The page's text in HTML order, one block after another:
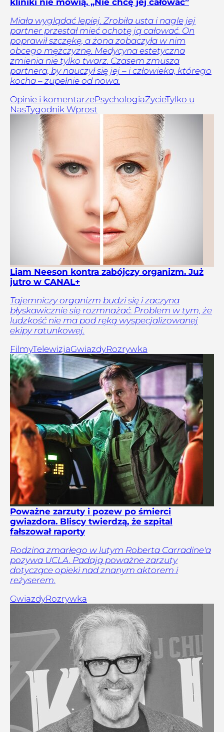
kliniki nie mówią. „Nie chcę jej całować”
Miała wyglądać lepiej. Zrobiła usta i nagle jej
partner przestał mieć ochotę ją całować. On
poprawił szczękę, a żona zobaczyła w nim
obcego mężczyznę. Medycyna estetyczna
zmienia nie tylko twarz. Czasem zmusza
partnera, by nauczył się jej – i człowieka, którego
kocha – zupełnie od nowa.
Opinie i komentarzePsychologiaŻycieTylko u
NasTygodnik Wprost
Liam Neeson kontra zabójczy organizm. Już
jutro w CANAL+
Tajemniczy organizm budzi się i zaczyna
błyskawicznie się rozmnażać. Problem w tym, że
ludzkość nie ma pod ręką wyspecjalizowanej
ekipy ratunkowej.
FilmyTelewizjaGwiazdyRozrywka
Poważne zarzuty i pozew po śmierci
gwiazdora. Bliscy twierdzą, że szpital
fałszował raporty
Rodzina zmarłego w lutym Roberta Carradine'a
pozywa UCLA. Padają poważne zarzuty
dotyczące opieki nad znanym aktorem i
reżyserem.
GwiazdyRozrywka